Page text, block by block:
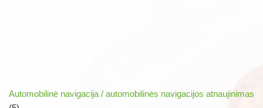
Automobilinė navigacija / automobilinės navigacijos atnaujinimas